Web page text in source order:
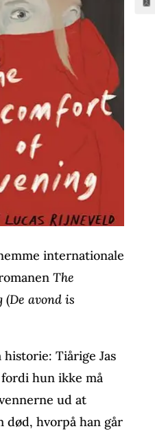
internationale
The
(De avond is
Tiårige Jas
hun ikke må
ud at
død, hvorpå han går